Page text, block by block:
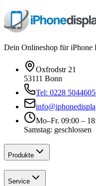
Dein Onlineshop für iPhone
Oxfrodstr 21
53111 Bonn
Tel: 0228
Mo–Fr. 09:00 –
Samstag: geschlossen
Produkte
Service